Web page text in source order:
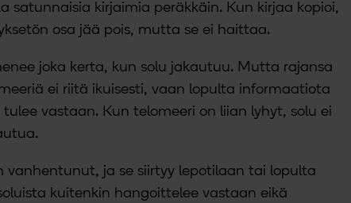
satunnaisia kirjaimia peräkkäin. Kun kirjaa kopioi,
osa jää pois, mutta se ei haittaa.
joka kerta, kun solu jakautuu. Mutta rajansa
ei riitä ikuisesti, vaan lopulta informaatiota
tulee vastaan. Kun telomeeri on liian lyhyt, solu ei
vanhentunut, ja se siirtyy lepotilaan tai lopulta
kuitenkin hangoittelee vastaan eikä